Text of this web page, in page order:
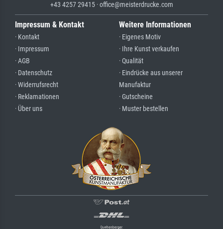
+43 4257 29415 · office@meisterdrucke.com
Impressum & Kontakt
· Kontakt
· Impressum
· AGB
· Datenschutz
· Widerrufsrecht
· Reklamationen
· Über uns
Weitere Informationen
· Eigenes Motiv
· Ihre Kunst verkaufen
· Qualität
· Eindrücke aus unserer
Manufaktur
· Gutscheine
· Muster bestellen